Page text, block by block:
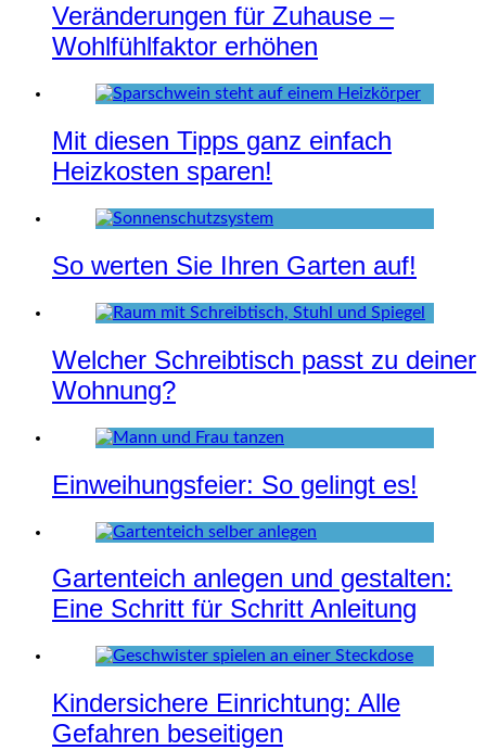
Veränderungen für Zuhause –
Wohlfühlfaktor erhöhen
Mit diesen Tipps ganz einfach
Heizkosten sparen!
So werten Sie Ihren Garten auf!
Welcher Schreibtisch passt zu deiner
Wohnung?
Einweihungsfeier: So gelingt es!
Gartenteich anlegen und gestalten:
Eine Schritt für Schritt Anleitung
Kindersichere Einrichtung: Alle
Gefahren beseitigen